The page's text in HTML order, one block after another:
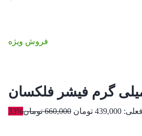
فروش ویژه
33% 660,000 تومان